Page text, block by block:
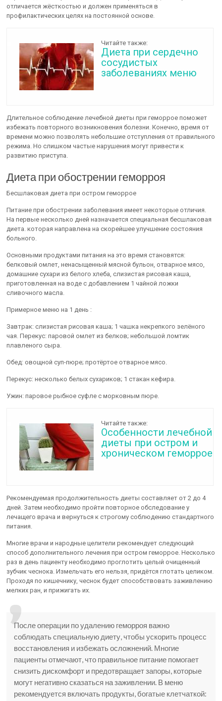
отличается жёсткостью и должен применяться в
профилактических целях на постоянной основе.
Читайте также:
Диета при сердечно
сосудистых
заболеваниях меню
Длительное соблюдение лечебной диеты при геморрое поможет
избежать повторного возникновения болезни. Конечно, время от
времени можно позволять небольшие отступления от правильного
режима. Но слишком частые нарушения могут привести к
развитию приступа.
Диета при обострении геморроя
Бесшлаковая диета при остром геморрое
Питание при обострении заболевания имеет некоторые отличия.
На первые несколько дней назначается специальная бесшлаковая
диета. которая направлена на скорейшее улучшение состояния
больного.
Основными продуктами питания на это время становятся:
белковый омлет, ненасыщенный мясной бульон, отварное мясо,
домашние сухари из белого хлеба, слизистая рисовая каша,
приготовленная на воде с добавлением 1 чайной ложки
сливочного масла.
Примерное меню на 1 день :
Завтрак: слизистая рисовая каша; 1 чашка некрепкого зелёного
чая. Перекус: паровой омлет из белков; небольшой ломтик
плавленого сыра.
Обед: овощной суп-пюре; протёртое отварное мясо.
Перекус: несколько белых сухариков; 1 стакан кефира.
Ужин: паровое рыбное суфле с морковным пюре.
Читайте также:
Особенности лечебной
диеты при остром и
хроническом геморрое
Рекомендуемая продолжительность диеты составляет от 2 до 4
дней. Затем необходимо пройти повторное обследование у
лечащего врача и вернуться к строгому соблюдению стандартного
питания.
Многие врачи и народные целители рекомендует следующий
способ дополнительного лечения при остром геморрое. Несколько
раз в день пациенту необходимо проглотить целый очищенный
зубчик чеснока. Измельчать его нельзя, придётся глотать целиком.
Проходя по кишечнику, чеснок будет способствовать заживлению
мелких ран, и прижигать их.
После операции по удалению геморроя важно
соблюдать специальную диету, чтобы ускорить процесс
восстановления и избежать осложнений. Многие
пациенты отмечают, что правильное питание помогает
снизить дискомфорт и предотвращает запоры, которые
могут негативно сказаться на заживлении. В меню
рекомендуется включать продукты, богатые клетчаткой: